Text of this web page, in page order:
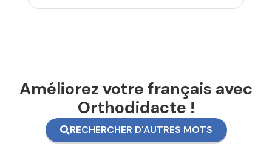
Améliorez votre français avec
Orthodidacte !
RECHERCHER D'AUTRES MOTS